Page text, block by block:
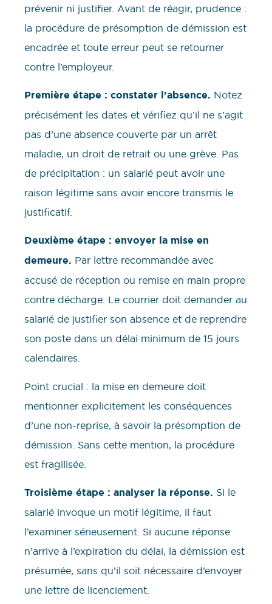
prévenir ni justifier. Avant de réagir, prudence :
la procédure de présomption de démission est
encadrée et toute erreur peut se retourner
contre l’employeur.
Première étape : constater l’absence. Notez
précisément les dates et vérifiez qu’il ne s’agit
pas d’une absence couverte par un arrêt
maladie, un droit de retrait ou une grève. Pas
de précipitation : un salarié peut avoir une
raison légitime sans avoir encore transmis le
justificatif.
Deuxième étape : envoyer la mise en
demeure. Par lettre recommandée avec
accusé de réception ou remise en main propre
contre décharge. Le courrier doit demander au
salarié de justifier son absence et de reprendre
son poste dans un délai minimum de 15 jours
calendaires.
Point crucial : la mise en demeure doit
mentionner explicitement les conséquences
d’une non-reprise, à savoir la présomption de
démission. Sans cette mention, la procédure
est fragilisée.
Troisième étape : analyser la réponse. Si le
salarié invoque un motif légitime, il faut
l’examiner sérieusement. Si aucune réponse
n’arrive à l’expiration du délai, la démission est
présumée, sans qu’il soit nécessaire d’envoyer
une lettre de licenciement.